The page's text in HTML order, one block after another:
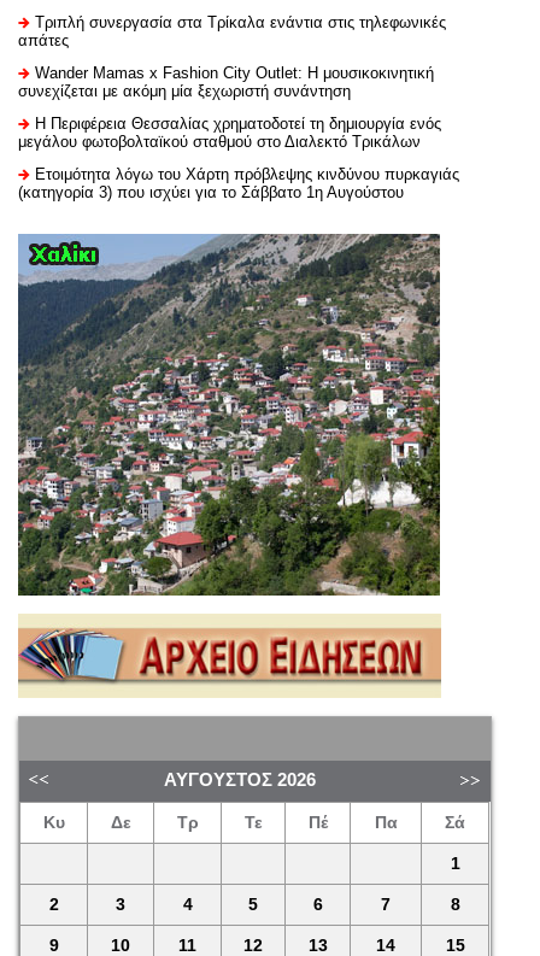
Τριπλή συνεργασία στα Τρίκαλα ενάντια στις τηλεφωνικές
απάτες
Wander Mamas x Fashion City Outlet: Η μουσικοκινητική
συνεχίζεται με ακόμη μία ξεχωριστή συνάντηση
H Περιφέρεια Θεσσαλίας χρηματοδοτεί τη δημιουργία ενός
μεγάλου φωτοβολταϊκού σταθμού στο Διαλεκτό Τρικάλων
Ετοιμότητα λόγω του Χάρτη πρόβλεψης κινδύνου πυρκαγιάς
(κατηγορία 3) που ισχύει για το Σάββατο 1η Αυγούστου
ΑΎΓΟΥΣΤΟΣ 2026
Κυ Δε Τρ Τε Πέ Πα Σά
1
2 3 4 5 6 7 8
9 10 11 12 13 14 15